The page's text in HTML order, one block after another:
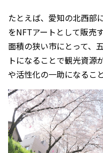
たとえば、愛知の北西部
をNFTアートとして販売
面積の狭い市にとって、
トになることで観光資源
や活性化の一助になるこ